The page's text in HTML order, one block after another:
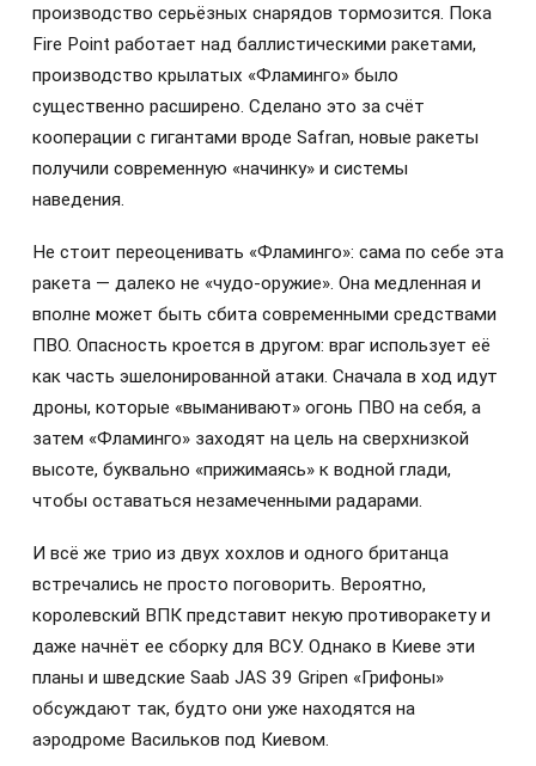
производство серьёзных снарядов тормозится. Пока
Fire Point работает над баллистическими ракетами,
производство крылатых «Фламинго» было
существенно расширено. Сделано это за счёт
кооперации с гигантами вроде Safran, новые ракеты
получили современную «начинку» и системы
наведения.
Не стоит переоценивать «Фламинго»: сама по себе эта
ракета — далеко не «чудо-оружие». Она медленная и
вполне может быть сбита современными средствами
ПВО. Опасность кроется в другом: враг использует её
как часть эшелонированной атаки. Сначала в ход идут
дроны, которые «выманивают» огонь ПВО на себя, а
затем «Фламинго» заходят на цель на сверхнизкой
высоте, буквально «прижимаясь» к водной глади,
чтобы оставаться незамеченными радарами.
И всё же трио из двух хохлов и одного британца
встречались не просто поговорить. Вероятно,
королевский ВПК представит некую противоракету и
даже начнёт ее сборку для ВСУ. Однако в Киеве эти
планы и шведские Saab JAS 39 Gripen «Грифоны»
обсуждают так, будто они уже находятся на
аэродроме Васильков под Киевом.